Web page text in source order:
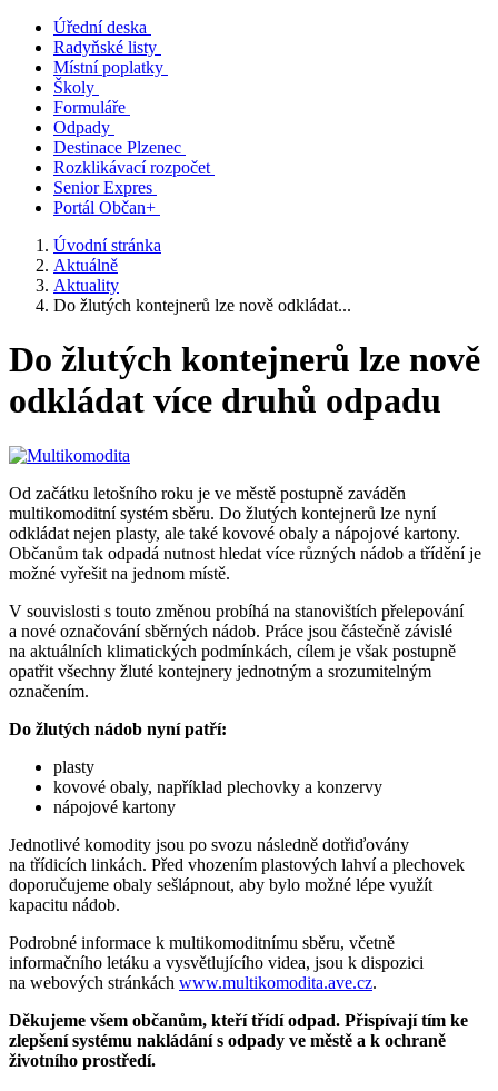
Úřední deska
Radyňské listy
Místní poplatky
Školy
Formuláře
Odpady
Destinace Plzenec
Rozklikávací rozpočet
Senior Expres
Portál Občan+
Úvodní stránka
Aktuálně
Aktuality
Do žlutých kontejnerů lze nově odkládat...
Do žlutých kontejnerů lze nově
odkládat více druhů odpadu
Od začátku letošního roku je ve městě postupně zaváděn
multikomoditní systém sběru. Do žlutých kontejnerů lze nyní
odkládat nejen plasty, ale také kovové obaly a nápojové kartony.
Občanům tak odpadá nutnost hledat více různých nádob a třídění je
možné vyřešit na jednom místě.
V souvislosti s touto změnou probíhá na stanovištích přelepování
a nové označování sběrných nádob. Práce jsou částečně závislé
na aktuálních klimatických podmínkách, cílem je však postupně
opatřit všechny žluté kontejnery jednotným a srozumitelným
označením.
Do žlutých nádob nyní patří:
plasty
kovové obaly, například plechovky a konzervy
nápojové kartony
Jednotlivé komodity jsou po svozu následně dotřiďovány
na třídicích linkách. Před vhozením plastových lahví a plechovek
doporučujeme obaly sešlápnout, aby bylo možné lépe využít
kapacitu nádob.
Podrobné informace k multikomoditnímu sběru, včetně
informačního letáku a vysvětlujícího videa, jsou k dispozici
na webových stránkách www.multikomodita.ave.cz.
Děkujeme všem občanům, kteří třídí odpad. Přispívají tím ke
zlepšení systému nakládání s odpady ve městě a k ochraně
životního prostředí.